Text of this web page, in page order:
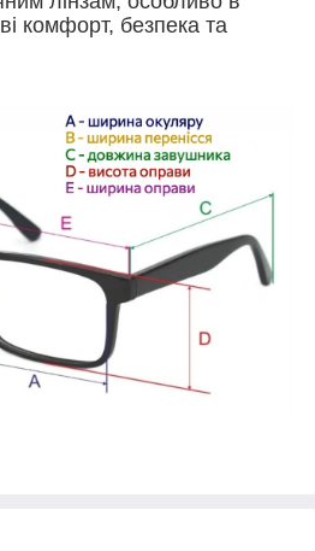
комфорт, безпека та